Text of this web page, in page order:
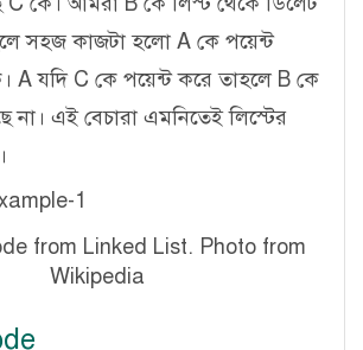
সহজ কাজটা হলো A কে পয়েন্ট
A যদি C কে পয়েন্ট করে তাহলে B কে
না। এই বেচারা এমনিতেই লিস্টের
from Linked List. Photo from
Wikipedia